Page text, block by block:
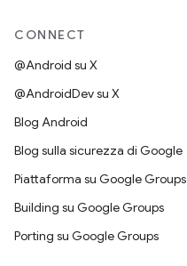
CONNECT
@Android su X
@AndroidDev su X
Blog Android
Blog sulla sicurezza di Google
Piattaforma su Google Groups
Building su Google Groups
Porting su Google Groups